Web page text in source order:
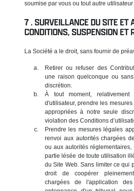
soumise par vous ou tout autre
SURVEILLANCE DU SITE ET
CONDITIONS, SUSPENSION ET
La Société a le droit, sans fournir de
Retirer ou refuser des
une raison quelconque ou
discrétion.
À tout moment, relativement
d'utilisateur, prendre les
appropriées à notre seule
violation des Conditions
Prendre les mesures légales
renvoi aux autorités chargées
ou aux autorités
partie lésée de toute utilisation
du Site Web. Sans limiter ce qui
droit de coopérer
chargées de l'application